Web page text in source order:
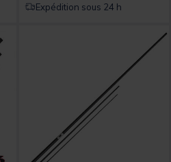
Expédition sous 24 h